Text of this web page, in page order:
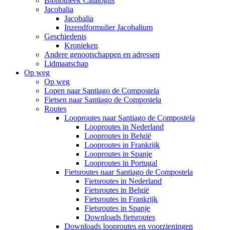
Jacobalia
Jacobalia
Inzendformulier Jacobalium
Geschiedenis
Kronieken
Andere genootschappen en adressen
Lidmaatschap
Op weg
Op weg
Lopen naar Santiago de Compostela
Fietsen naar Santiago de Compostela
Routes
Looproutes naar Santiago de Compostela
Looproutes in Nederland
Looproutes in België
Looproutes in Frankrijk
Looproutes in Spanje
Looproutes in Portugal
Fietsroutes naar Santiago de Compostela
Fietsroutes in Nederland
Fietsroutes in België
Fietsroutes in Frankrijk
Fietsroutes in Spanje
Downloads fietsroutes
Downloads looproutes en voorzieningen